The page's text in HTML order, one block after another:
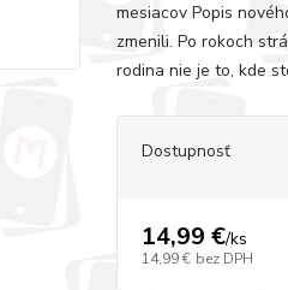
mesiacov Popis
zmenili. Po rokoch
rodina nie je to, kde
Dostupnosť
14,99 €/ks
14,99 € bez DPH